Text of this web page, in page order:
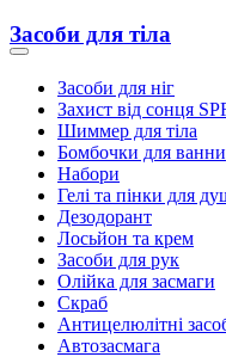
Засоби для тіла
Засоби для ніг
Захист від сонця
Шиммер для тіла
Бомбочки для ванни
Набори
Гелі та пінки для
Дезодорант
Лосьйон та крем
Засоби для рук
Олійка для засмаги
Скраб
Антицелюлітні
Автозасмага